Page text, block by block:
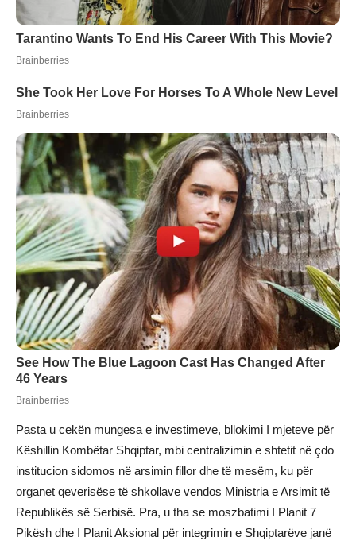
Pasta u cekën mungesa e investimeve, bllokimi I mjeteve për
Këshillin Kombëtar Shqiptar, mbi centralizimin e shtetit në çdo
institucion sidomos në arsimin fillor dhe të mesëm, ku për
organet qeverisëse të shkollave vendos Ministria e Arsimit të
Republikës së Serbisë. Pra, u tha se moszbatimi I Planit 7
Pikësh dhe I Planit Aksional për integrimin e Shqiptarëve janë